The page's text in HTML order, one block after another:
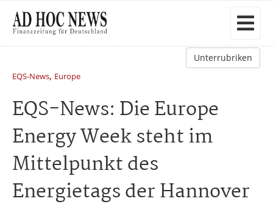
Unterrubriken
EQS-News, Europe
EQS-News: Die Europe
Energy Week steht im
Mittelpunkt des
Energietags der Hannover